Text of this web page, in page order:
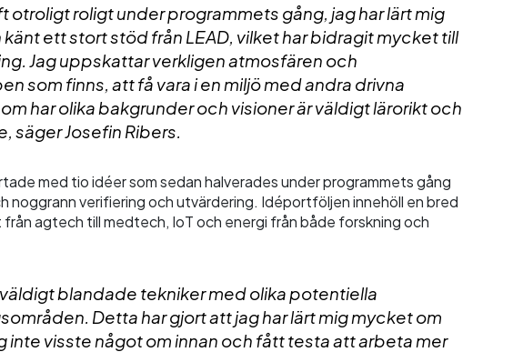
otroligt roligt under programmets gång, jag har lärt mig
ett stort stöd från LEAD, vilket har bidragit mycket till
Jag uppskattar verkligen atmosfären och
som finns, att få vara i en miljö med andra drivna
har olika bakgrunder och visioner är väldigt lärorikt och
säger Josefin Ribers.
med tio idéer som sedan halverades under programmets gång
noggrann verifiering och utvärdering. Idéportföljen innehöll en bred
från agtech till medtech, IoT och energi från både forskning och
väldigt blandade tekniker med olika potentiella
Detta har gjort att jag har lärt mig mycket om
inte visste något om innan och fått testa att arbeta mer